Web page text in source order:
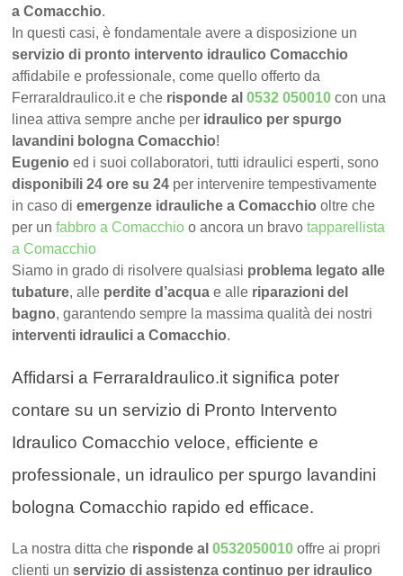
a Comacchio.
In questi casi, è fondamentale avere a disposizione un
servizio di pronto intervento idraulico Comacchio
affidabile e professionale, come quello offerto da
FerraraIdraulico.it e che risponde al0532 050010 con una
linea attiva sempre anche per idraulico per spurgo
lavandini bologna Comacchio!
Eugenio ed i suoi collaboratori, tutti idraulici esperti, sono
disponibili 24 ore su 24 per intervenire tempestivamente
in caso diemergenze idrauliche a Comacchiooltre che
per unfabbro a Comacchio o ancora un bravotapparellista
a Comacchio
Siamo in grado di risolvere qualsiasi problema legato alle
tubature, alle perdite d’acqua e alle riparazioni del
bagno, garantendo sempre la massima qualità dei nostri
interventi idraulici a Comacchio.
Affidarsi a FerraraIdraulico.it significa poter
contare su un servizio di Pronto Intervento
Idraulico Comacchio veloce, efficiente e
professionale, un idraulico per spurgo lavandini
bologna Comacchio rapido ed efficace.
La nostra ditta che risponde al0532050010 offre ai propri
clienti unservizio di assistenza continuo per idraulico